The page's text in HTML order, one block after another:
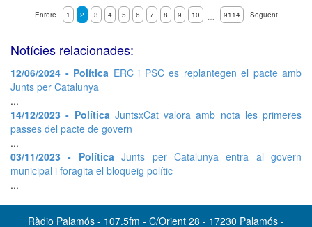
Enrere 1 2 3 4 5 6 7 8 9 10 … 9114 Següent
Notícies relacionades:
12/06/2024 - Política ERC i PSC es replantegen el pacte amb
Junts per Catalunya
...
14/12/2023 - PolíticaJuntsxCat valora amb nota les primeres
passes del pacte de govern
...
03/11/2023 - PolíticaJunts per Catalunya entra al govern
municipal i foragita el bloqueig polític
...
Ràdio Palamós - 107.5fm - C/Orient 28 - 17230 Palamós -